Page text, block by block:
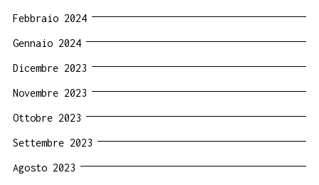
Febbraio 2024
Gennaio 2024
Dicembre 2023
Novembre 2023
Ottobre 2023
Settembre 2023
Agosto 2023